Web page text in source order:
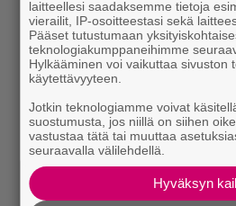
laitteellesi saadaksemme tietoja
vierailit, IP-osoitteestasi sekä
Pääset tutustumaan
teknologiakumppaneihimme
Hylkääminen voi vaikuttaa sivuston
käytettävyyteen.
Jotkin teknologiamme voivat
suostumusta, jos niillä on siihen
vastustaa tätä tai muuttaa
seuraavalla välilehdellä.
Hyväksyn